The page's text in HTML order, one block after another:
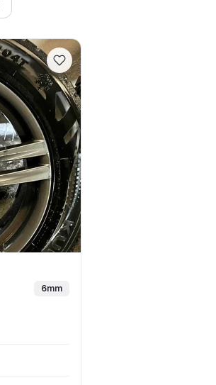
6mm